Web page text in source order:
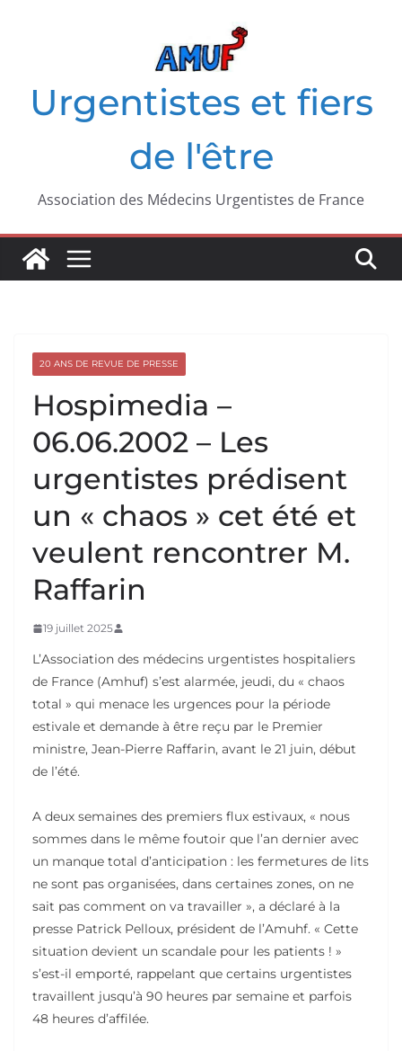
Urgentistes et fiers
de l'être
Association des Médecins Urgentistes de France
20 ANS DE REVUE DE PRESSE
Hospimedia –
06.06.2002 – Les
urgentistes prédisent
un « chaos » cet été et
veulent rencontrer M.
Raffarin
19 juillet 2025
L’Association des médecins urgentistes hospitaliers
de France (Amhuf) s’est alarmée, jeudi, du « chaos
total » qui menace les urgences pour la période
estivale et demande à être reçu par le Premier
ministre, Jean-Pierre Raffarin, avant le 21 juin, début
de l’été.
A deux semaines des premiers flux estivaux, « nous
sommes dans le même foutoir que l’an dernier avec
un manque total d’anticipation : les fermetures de lits
ne sont pas organisées, dans certaines zones, on ne
sait pas comment on va travailler », a déclaré à la
presse Patrick Pelloux, président de l’Amuhf. « Cette
situation devient un scandale pour les patients ! »
s’est-il emporté, rappelant que certains urgentistes
travaillent jusqu’à 90 heures par semaine et parfois
48 heures d’affilée.